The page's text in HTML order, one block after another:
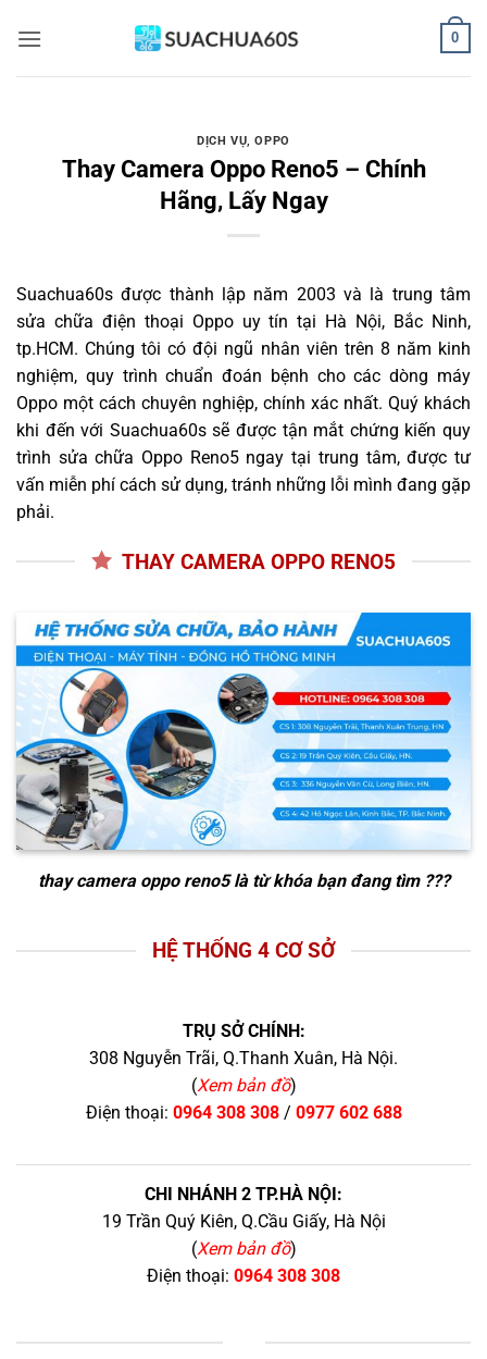
qua
0
DỊCH VỤ,OPPO
Thay Camera Oppo Reno5 – Chính
Hãng, Lấy Ngay
Suachua60s được thành lập năm 2003 và là trung tâm
sửa chữa điện thoại Oppo uy tín tại Hà Nội, Bắc Ninh,
tp.HCM. Chúng tôi có đội ngũ nhân viên trên 8 năm kinh
nghiệm, quy trình chuẩn đoán bệnh cho các dòng máy
Oppo một cách chuyên nghiệp, chính xác nhất. Quý khách
khi đến với Suachua60s sẽ được tận mắt chứng kiến quy
trình sửa chữa Oppo Reno5 ngay tại trung tâm, được tư
vấn miễn phí cách sử dụng, tránh những lỗi mình đang gặp
phải.
THAY CAMERA OPPO RENO5
thay camera oppo reno5là từ khóa bạn đang tìm ???
HỆ THỐNG 4 CƠ SỞ
TRỤ SỞ CHÍNH:
308 Nguyễn Trãi, Q.Thanh Xuân, Hà Nội.
(Xem bản đồ)
Điện thoại: 0964 308 308/ 0977 602 688
CHI NHÁNH 2 TP.HÀ NỘI:
19 Trần Quý Kiên, Q.Cầu Giấy, Hà Nội
(Xem bản đồ)
Điện thoại: 0964 308 308